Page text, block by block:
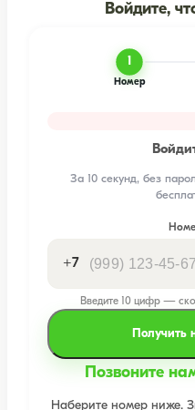
Войдите,
1
Номер
За 10 секунд, без
+7
Введите 10 цифр —
Получить
Позвоните
Наберите номер ниже.